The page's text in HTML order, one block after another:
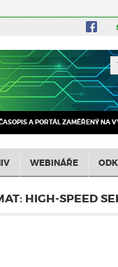
A PORTÁL ZAMĚŘENÝ NA
WEBINÁŘE
HIGH-SPEED